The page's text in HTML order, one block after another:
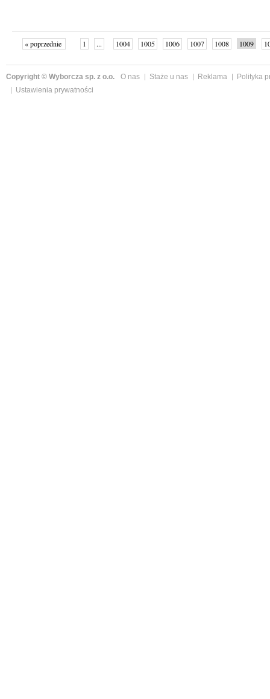
« poprzednie 1 ... 1004 1005 1006 1007 1008 1009
Copyright © Wyborcza sp. z o.o. O nas Staże u nas Reklama
Polityka
Ustawienia prywatności